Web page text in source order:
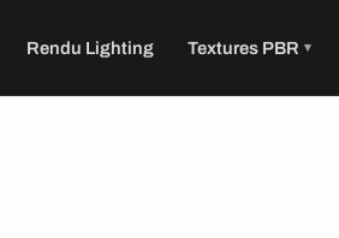
Rendu Lighting Textures PBR